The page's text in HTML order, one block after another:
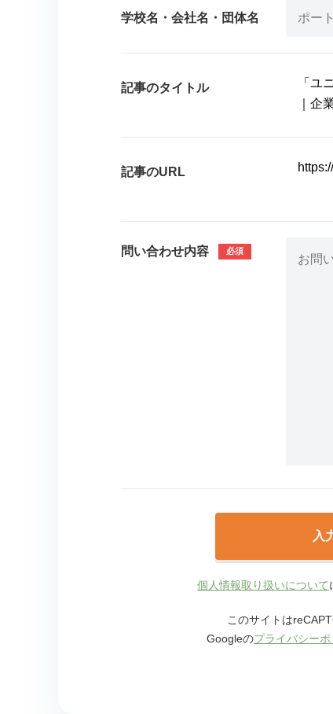
学校名・会社名・団体名
記事のタイトル
記事のURL
問い合わせ内容
個人情報取り扱いについて
このサイトは
Googleのプライバシーポ